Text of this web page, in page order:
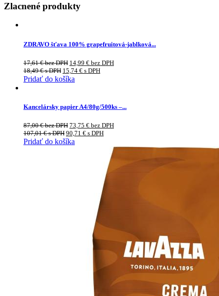
Zlacnené produkty
ZDRAVO šťava 100% grapefruitová-jablková...
17,61€bez DPH 14,99 € bez DPH
18,49€s DPH 15,74 € s DPH
Pridať do košíka
Kancelársky papier A4/80g/500ks –...
87,00€bez DPH 73,75 € bez DPH
107,01€s DPH 90,71 € s DPH
Pridať do košíka